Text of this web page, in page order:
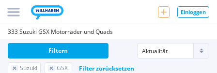
Einloggen
333 Suzuki GSX Motorräder und Quads
Suzuki GSX Filter zurücksetzen
Filtern